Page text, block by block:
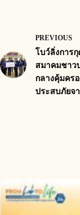
PREVIOUS
โบว์ลิ่งการ
สมาคมชาว
กลางคุ้มคร
ประสบภัยจ